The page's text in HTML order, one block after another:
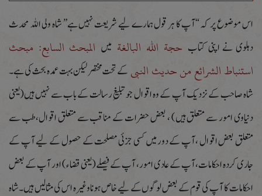
اس موضوع پر کہ “آپ کا ہر قول ہمارے لیے شریعت نہیں ہے” شاہ ولی اللہ محدث
دہلوی نے اپنی کتاب حجة اللہ البالغة میں المبحث السابع: مبحث
استنباط الشرائع من حدیث النبی کے تحت مختصر لیکن بہت عمدہ بحث کی ہے ۔
شاہ صاحب کے نزدیک آپ کے وہ اقوال جو تبلیغِ رسالت کے باب سے نہیں ہیں(یعنی
دنیاوی امور سے متعلق ہیں) ، بعض حضرات کے مناقب سے متعلق اقوال،طب سے
متعلق بعض اقوال ،آپ کے دور میں کسی جزئی مصلحت کے حصول کے لیے آپ کے
جاری کردہ احکامات،آپ کے عادی امور، آپ کے فیصلے(یعنی قضاء) اور آپ کے بعض
احکامات کا آپ کی قوم کے بعض لوگوں کے لیے خاص ہوناوغیرہ اس کی مثالیں ہیں۔شاہ